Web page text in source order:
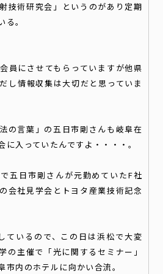
技術研究会」というのがあり定期
。
員にさせてもらっていますが他県
し情報収集は大切だと思っていま
の言葉」の五日市剛さんも岐阜在
入っていたんですよ・・・・。
五日市剛さんが元勤めていたF社
会社見学会とトヨタ産業技術記念
ているので、この日は浜松で大変
の主催で「光に関するセミナー」
市内のホテルに向かい合流。